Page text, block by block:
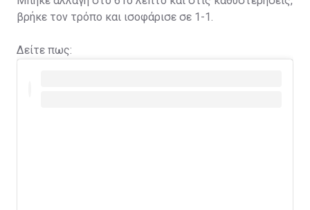
βρήκε τον τρόπο και ισοφάρισε σε 1-1.
Δείτε πως: